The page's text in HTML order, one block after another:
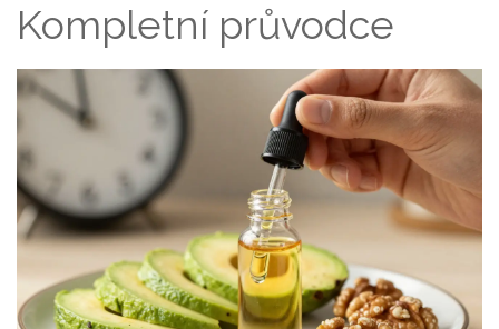
Kompletní průvodce